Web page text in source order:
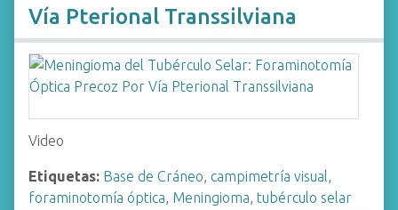
Vía Pterional Transsilviana
Video
Etiquetas: Base de Cráneo, campimetría visual,
foraminotomía óptica, Meningioma, tubérculo selar